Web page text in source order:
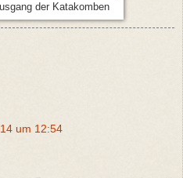
der Katakomben
um 12:54